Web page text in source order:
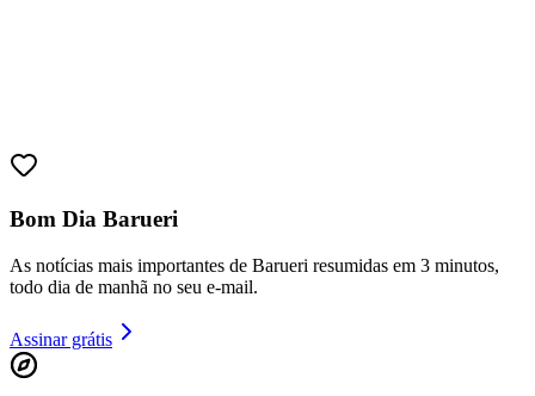
Bom Dia Barueri
As notícias mais importantes de Barueri resumidas em 3 minutos,
todo dia de manhã no seu e-mail.
Assinar grátis